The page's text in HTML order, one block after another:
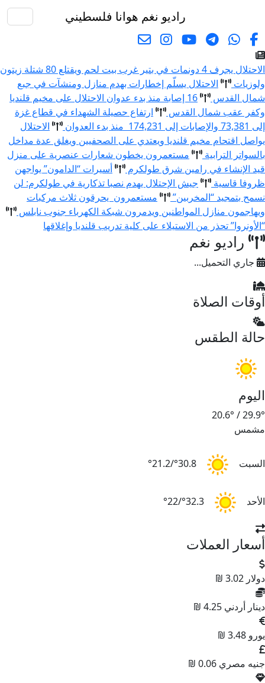
راديو نغم هوانا فلسطيني
الاحتلال يجرف 4 دونمات في بتير غرب بيت لحم ويقتلع 80 شتلة زيتون
ولوزيات
الاحتلال يسلّم إخطارات بهدم منازل ومنشآت في جبع
شمال القدس
16 إصابة منذ بدء عدوان الاحتلال على مخيم قلنديا
وكفر عقب شمال القدس
ارتفاع حصيلة الشهداء في قطاع غزة
إلى 73,381 والإصابات إلى 174,231 منذ بدء العدوان
الاحتلال
يواصل اقتحام مخيم قلنديا ويعتدي على الصحفيين ويغلق عدة مداخل
بالسواتر الترابية
مستعمرون يخطون شعارات عنصرية على منزل
قيد الإنشاء في رامين شرق طولكرم
أسيرات “الدامون” يواجهن
ظروفا قاسية
جيش الإحتلال يهدم نصبا تذكارية في طولكرم: لن
نسمح بتمجيد “المخربين”
مستعمرون يحرقون ثلاث مركبات
ويهاجمون منازل المواطنين ويدمرون شبكة الكهرباء جنوب نابلس
“الأونروا” تحذر من الاستيلاء على كلية تدريب قلنديا وإغلاقها
راديو نغم
جاري التحميل...
أوقات الصلاة
حالة الطقس
اليوم
29.9°
/
20.6°
مشمس
السبت 30.8°/21.2°
الأحد 32.3°/22°
أسعار العملات
دولار 3.02 ₪
دينار أردني 4.25 ₪
يورو 3.48 ₪
جنيه مصري 0.06 ₪